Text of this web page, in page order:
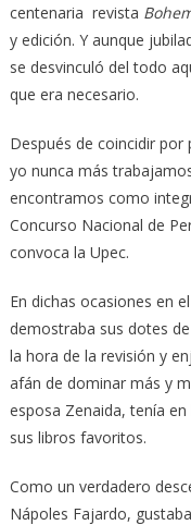
centenaria revista
y edición. Y aunque
se desvinculó del todo
que era necesario.
Después de coincidir
yo nunca más
encontramos como
Concurso Nacional de
convoca la Upec.
En dichas ocasiones en
demostraba sus dotes
la hora de la revisión y
afán de dominar más y
esposa Zenaida, tenía
sus libros favoritos.
Como un verdadero
Nápoles Fajardo,